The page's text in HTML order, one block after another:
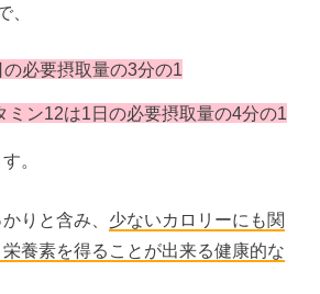
、
必要摂取量の3分の1
ミン12は1日の必要摂取量の4分の1
。
りと含み、 少ないカロリーにも関
養素を得ることが出来る健康的な